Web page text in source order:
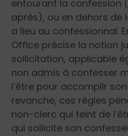
entourant la confession
après), ou en dehors de
a lieu au confessionnal.
Office précise la notion
sollicitation, applicable
non admis à confesser
l’être pour accomplir
revanche, ces règles
non-clerc qui feint de
qui sollicite son